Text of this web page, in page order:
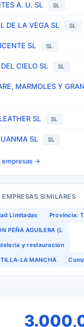
A. U. SL SL
DE LA VEGA SL SL
SL SL
CIELO SL SL
MARMOLES Y
SL SL
SL SL
empresas →
EMPRESAS SIMILARES
Limitadas Provincia:
PEÑA AGUILERA (L
y restauracion
LA MANCHA